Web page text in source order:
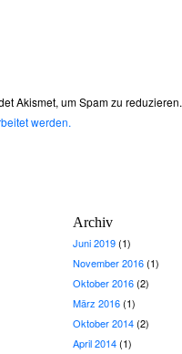
Akismet, um Spam zu reduzieren.
werden.
Archiv
Juni 2019(1)
November 2016(1)
Oktober 2016(2)
März 2016(1)
Oktober 2014(2)
April 2014(1)